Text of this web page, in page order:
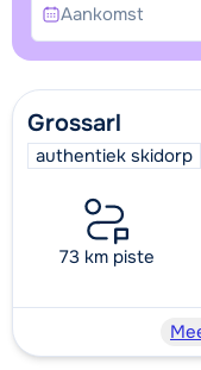
Grossarl
authentiek skidorp
73 km piste
Aankomst